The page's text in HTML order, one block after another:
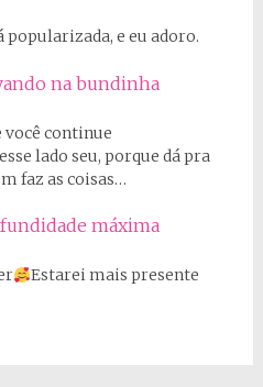
popularizada, e eu adoro.
na bundinha
você continue
lado seu, porque dá pra
faz as coisas…
máxima
Estarei mais presente